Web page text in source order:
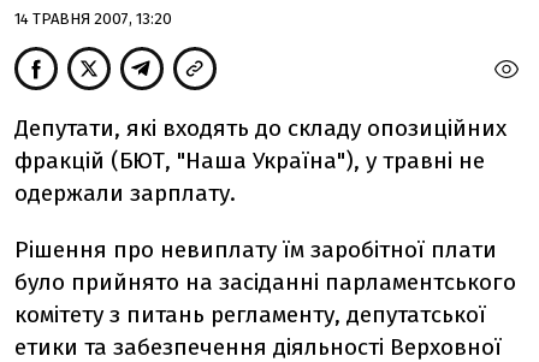
14 ТРАВНЯ 2007, 13:20
Депутати, які входять до складу опозиційних
фракцій (БЮТ, "Наша Україна"), у травні не
одержали зарплату.
Рішення про невиплату їм заробітної плати
було прийнято на засіданні парламентського
комітету з питань регламенту, депутатської
етики та забезпечення діяльності Верховної